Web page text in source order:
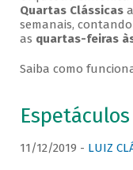
Quartas Clássicas
semanais,
as quartas-feiras
Saiba como
11/12/2019 - LUIZ